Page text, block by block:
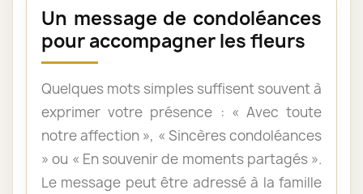
Un message de condoléances
pour accompagner les fleurs
Quelques mots simples suffisent souvent à
exprimer votre présence : « Avec toute
notre affection », « Sincères condoléances
» ou « En souvenir de moments partagés ».
Le message peut être adressé à la famille